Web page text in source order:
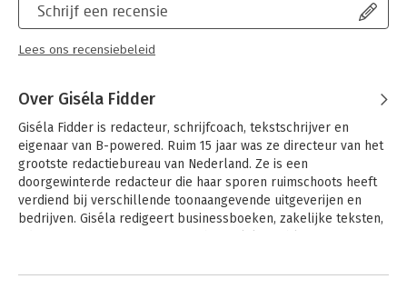
Schrijf een recensie
Lees ons recensiebeleid
Over Giséla Fidder
Giséla Fidder is redacteur, schrijfcoach, tekstschrijver en
eigenaar van B-powered. Ruim 15 jaar was ze directeur van het
grootste redactiebureau van Nederland. Ze is een
doorgewinterde redacteur die haar sporen ruimschoots heeft
verdiend bij verschillende toonaangevende uitgeverijen en
bedrijven. Giséla redigeert business­boeken, zakelijke teksten,
de tekst is afgerond.
Andere boeken door Giséla Fidder